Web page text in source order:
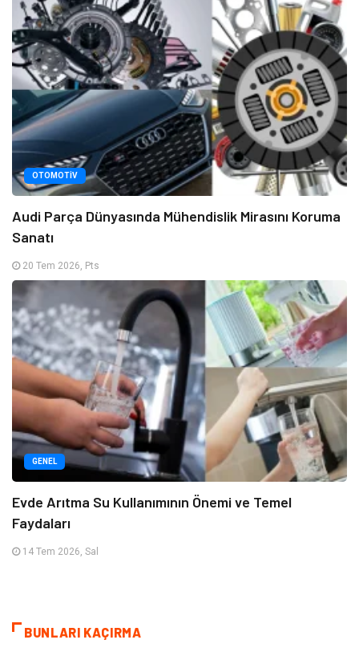
OTOMOTIV
Audi Parça Dünyasında Mühendislik Mirasını Koruma
Sanatı
20 Tem 2026, Pts
GENEL
Evde Arıtma Su Kullanımının Önemi ve Temel
Faydaları
14 Tem 2026, Sal
BUNLARI KAÇIRMA